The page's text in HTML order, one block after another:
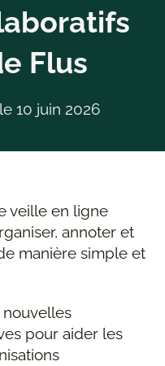
Flus
10 juin 2026
veille en ligne
annoter et
manière simple et
nouvelles
pour aider les